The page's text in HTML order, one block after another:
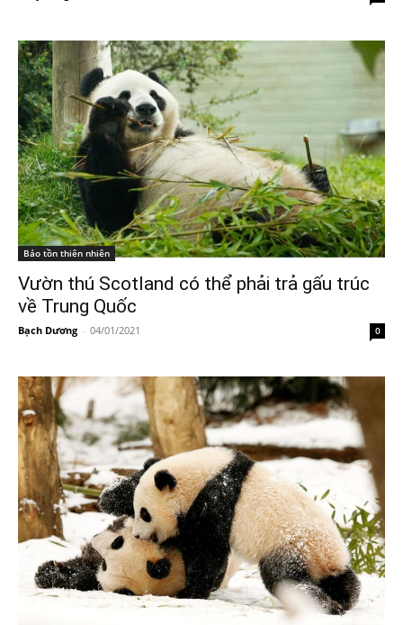
Bảo tồn thiên nhiên
Vườn thú Scotland có thể phải trả gấu trúc
về Trung Quốc
Bạch Dương - 04/01/2021 0